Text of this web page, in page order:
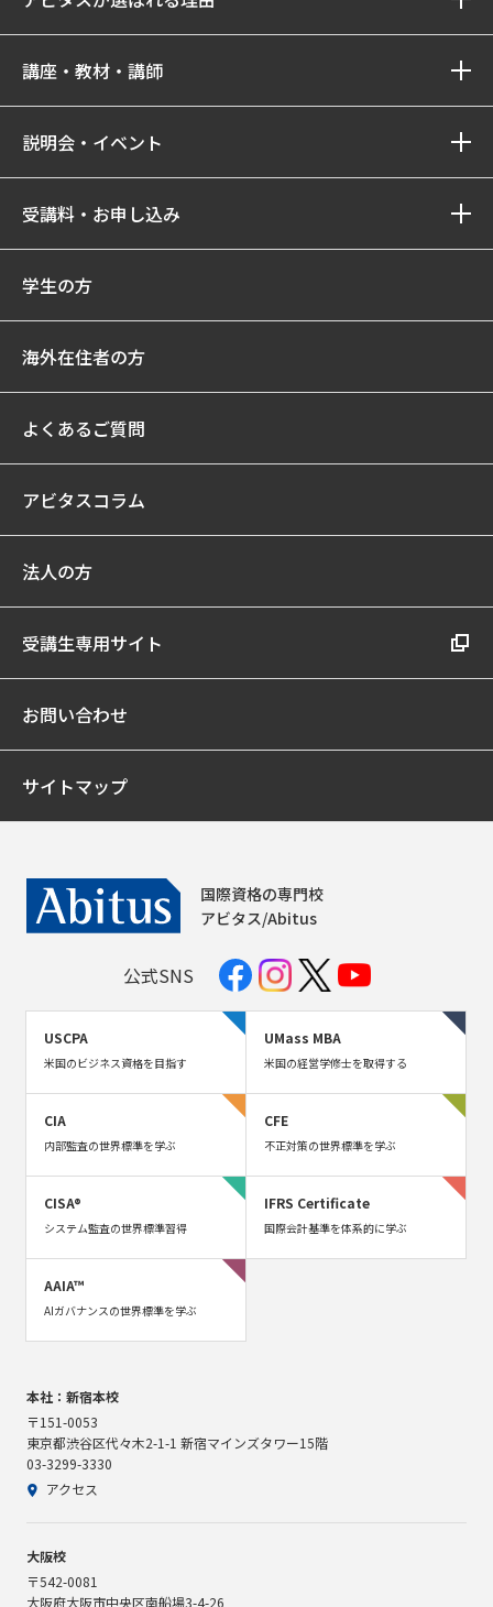
講座・教材・講師
説明会・イベント
受講料・お申し込み
学生の方
海外在住者の方
よくあるご質問
アビタスコラム
法人の方
受講生専用サイト
お問い合わせ
サイトマップ
国際資格の専門校
アビタス/Abitus
公式SNS
USCPA
米国のビジネス資格を目指す
UMass MBA
米国の経営学修士を取得する
CIA
内部監査の世界標準を学ぶ
CFE
不正対策の世界標準を学ぶ
CISA®
システム監査の世界標準習得
IFRS Certificate
国際会計基準を体系的に学ぶ
AAIA™
AIガバナンスの世界標準を学ぶ
本社：新宿本校
〒151-0053
東京都渋谷区代々木2-1-1 新宿マインズタワー15階
03-3299-3330
アクセス
大阪校
〒542-0081
大阪府大阪市中央区南船場3-4-26